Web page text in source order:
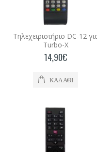
13,80€
11,90€
Τηλεχειριστήριο DC-12
Turbo-X
14,90€
ΚΑΛΆΘΙ